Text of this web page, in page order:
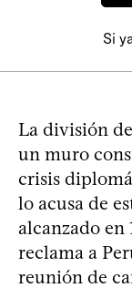
Si
La división
un muro
crisis
lo acusa de
alcanzado en
reclama a
reunión de